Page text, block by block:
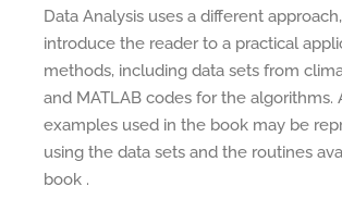
Data Analysis uses a different
introduce the reader to a practical
methods, including data sets from
and MATLAB codes for the algorithms.
examples used in the book may be
using the data sets and the routines
book .